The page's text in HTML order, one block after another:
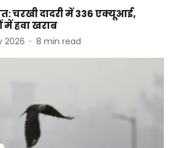
चरखी दादरी में 336 एक्यूआई,
में हवा खराब
2026 8 min read